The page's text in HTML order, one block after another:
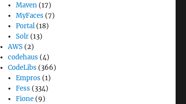
Maven (17)
MyFaces (7)
Portal (18)
Solr (13)
AWS (2)
codehaus (4)
CodeLibs (366)
Empros (1)
Fess (334)
Fione (9)